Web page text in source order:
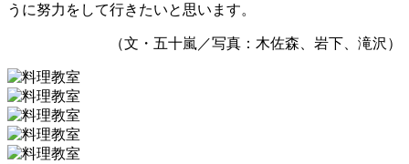
うに努力をして行きたいと思います。
（文・五十嵐／写真：木佐森、岩下、滝沢）